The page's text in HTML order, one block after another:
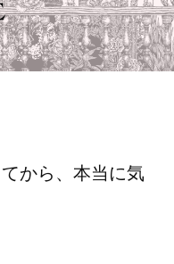
から、本当に気